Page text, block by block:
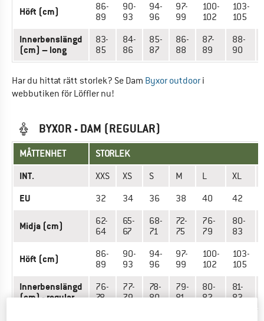
Höft (cm)
86-
89
90-
93
94-
96
97-
99
100-
102
103-
105
Innerbenslängd
(cm) – long
83-
85
84-
86
85-
87
86-
88
87-
89
88-
90
Har du hittat rätt storlek? Se Dam Byxor outdoor i
webbutiken för Löffler nu!
BYXOR - DAM (REGULAR)
MÅTTENHET STORLEK
INT. XXS XS S M L XL
EU 32 34 36 38 40 42
Midja (cm)
62-
64
65-
67
68-
71
72-
75
76-
79
80-
83
Höft (cm)
86-
89
90-
93
94-
96
97-
99
100-
102
103-
105
Innerbenslängd
(cm) - regular
76-
78
77-
79
78-
80
79-
81
80-
82
81-
83